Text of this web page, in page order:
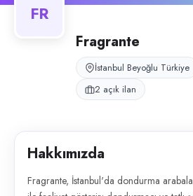
FR
Fragrante
İstanbul Beyoğlu Türkiye
2 açık ilan
Hakkımızda
Fragrante, İstanbul'da dondurma